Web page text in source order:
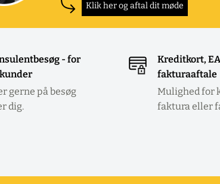
Klik her og aftal dit møde
- for
gerne på besøg
dig.
Kreditkort,
fakturaaftale
Mulighed for
faktura eller